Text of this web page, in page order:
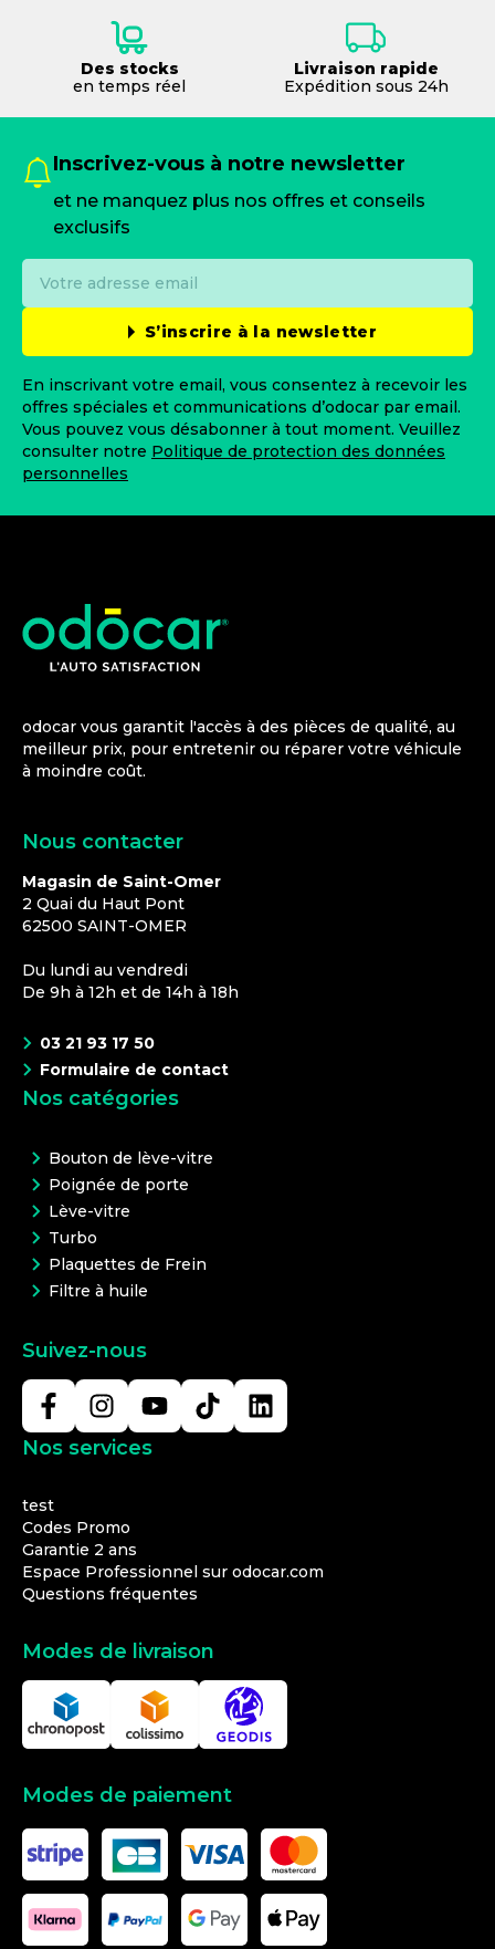
Des stocks
en temps réel
Livraison rapide
Expédition sous 24h
Inscrivez-vous à notre newsletter
et ne manquez plus nos offres et conseils
exclusifs
S’inscrire à la newsletter
En inscrivant votre email, vous consentez à recevoir les
offres spéciales et communications d’odocar par email.
Vous pouvez vous désabonner à tout moment. Veuillez
consulter notre Politique de protection des données
personnelles
odocar vous garantit l'accès à des pièces de qualité, au
meilleur prix, pour entretenir ou réparer votre véhicule
à moindre coût.
Nous contacter
Magasin de Saint-Omer
2 Quai du Haut Pont
62500 SAINT-OMER
Du lundi au vendredi
De 9h à 12h et de 14h à 18h
03 21 93 17 50
Formulaire de contact
Nos catégories
Bouton de lève-vitre
Poignée de porte
Lève-vitre
Turbo
Plaquettes de Frein
Filtre à huile
Suivez-nous
Nos services
test
Codes Promo
Garantie 2 ans
Espace Professionnel sur odocar.com
Questions fréquentes
Modes de livraison
Modes de paiement